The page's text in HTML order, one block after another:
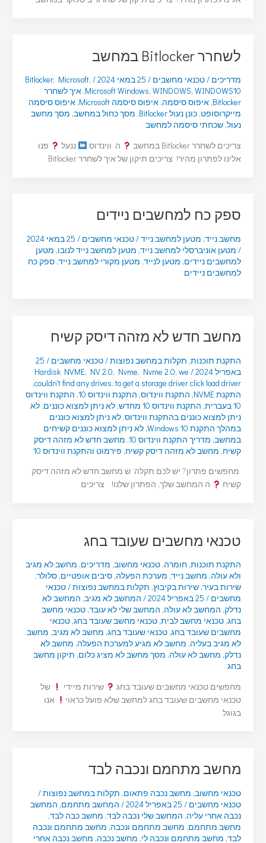
לשחרר Bitlocker במחשב
מדריכים /טכנאי מחשבים / 25 במאי 2024 /
Bitlocker, Microsoft,
Microsoft Windows,WINDOWS,WINDOWS10
, איך לשחרר
Bitlocker
, איפוס סיסמה, איפוס סיסמה Microsoft , איפוס סיסמה
מייקרוסופט, כונן נעול Bitlocker , מסך כחול במחשב, מסך מחשב
נעול, שכחתי סיסמה למחשב
צריכים לשחרר Bitlocker במחשב
ה ווינדוס ננעל
פנו
אלינו לפתרון מהיר! צריכים תיקון של איך לשחרר Bitlocker
ספק כח למחשבים ניידים
מחשב נייד, מטען למחשב נייד/טכנאי מחשבים / 25 במאי 2024
/ מטען אוניברסלי למחשב נייד, מטען למחשב נייד לנובו, מטען
למחשבים ניידים, מטען לנייד, מטען מקורי למחשב נייד, ספק כח
למחשבים ניידים
מחשב חדש לא מזהה דיסק קשיח
התקנת תוכנות, תקלות במחשב נפוצות/טכנאי מחשבים /
25
באפריל 2024
/
Hardisk NVME, NV 2.0, Nvme, Nvme 2.0,we
couldn't find any drives. to get a storage driver click load driver
,
התקנת NVME
, התקנת ווינדוס, התקנת ווינדוס 10 , התקנת ווינדוס
10 בעברית
, התקנת ווינדוס 10 מחדש , לא ניתן למצוא כוננים, לא
ניתן למצוא כוננים בהתקנת ווינדוס, לא ניתן למצוא כוננים
במהלך התקנת Windows 10
, לא ניתן למצוא כוננים קשיחים
במחשב, מדריך התקנת ווינדוס 10 , מחשב חדש לא מזהה דיסק
קשיח, מחשב לא מזהה דיסק קשיח, פירמוט והתקנת ווינדוס 10
מחפשים פתרון? יש לכם תקלה ש מחשב חדש לא מזהה דיסק
קשיח
ה המחשב שלך, הפתרון שלנו! צריכים
טכנאי מחשבים שעובד בחג
התקנת תוכנות, חומרה, טכנאי מחשוב, מדריכים, מחשב לא מגיב
ולא עולה, מחשב נייד, מערכת הפעלה, סיבים אופטיים, סלולר,
שירות בעיר, שירות בקיבוץ, תקלות במחשב נפוצות/טכנאי
מחשבים / 25 באפריל 2024 / המחשב לא מגיב, המחשב לא
נדלק, המחשב לא עולה, המחשב שלי לא עובד, טכנאי מחשב
בחג, טכנאי מחשב לבית, טכנאי מחשב שעובד בחג, טכנאי
מחשבים שעובד בחג, טכנאי שעובד בחג, מחשב לא מגיב, מחשב
לא מגיב בעליה, מחשב לא מגיע למערכת הפעלה, מחשב לא
נדלק, מחשב לא עולה, מסך מחשב לא מציג כלום, תיקון מחשב
בחג
מחפשים טכנאי מחשבים שעובד בחג
שירות מיידי
של
טכנאי מחשבים שעובד בחג למחשב שלא פועל כראוי
אנו
בגוגל
מחשב מתחמם ונכבה לבד
טכנאי מחשוב, מחשב נכבה פתאום, תקלות במחשב נפוצות/
טכנאי מחשבים / 25 באפריל 2024 / המחשב מתחמם, המחשב
נכבה אחרי עליה, המחשב שלי נכבה לבד, מחשב כבה לבד,
מחשב מתחמם, מחשב מתחמם ונכבה, מחשב מתחמם ונכבה
לבד, מחשב מתחמם ונכבה לי, מחשב נכבה, מחשב נכבה אחרי